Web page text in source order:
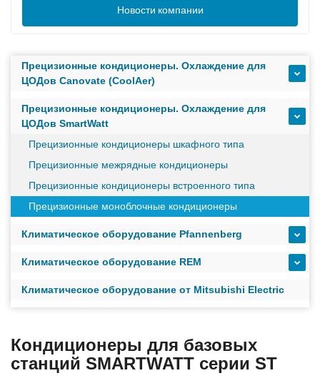
С 3–4 ноября 2025 г. инвентаризация на складе. Отгрузка
товара производиться не будет!
ИБП с мощным зарядным устройством и
масштабируемым временем автономной работы в
Оборудование связи и решения для электрических
подстанций
Кабели для промышленных сетей в новом каталоге ANC
Как предотвратить отказы аккумуляторов ИБП. Причины
Новости компании
Прецизионные кондиционеры. Охлаждение для
ЦОДов Canovate (CoolAer)
Прецизионные кондиционеры. Охлаждение для
ЦОДов SmartWatt
Прецизионные кондиционеры шкафного типа
Прецизионные межрядные кондиционеры
Прецизионные кондиционеры встроенного типа
Прецизионные моноблочные кондиционеры
Климатическое оборудование Pfannenberg
Климатическое оборудование REM
Климатическое оборудование от Mitsubishi Electric
Кондиционеры для базовых
станций SMARTWATT серии ST